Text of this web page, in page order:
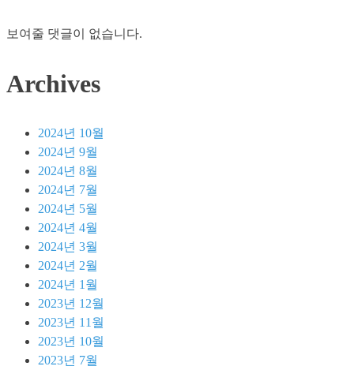
드
보여줄 댓글이 없습니다.
Archives
2024년 10월
2024년 9월
2024년 8월
2024년 7월
2024년 5월
2024년 4월
2024년 3월
2024년 2월
2024년 1월
2023년 12월
2023년 11월
2023년 10월
2023년 7월